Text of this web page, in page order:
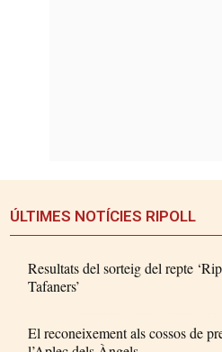
ÚLTIMES NOTÍCIES RIPOLL
Resultats del sorteig del repte
Tafaners’
El reconeixement als cossos de